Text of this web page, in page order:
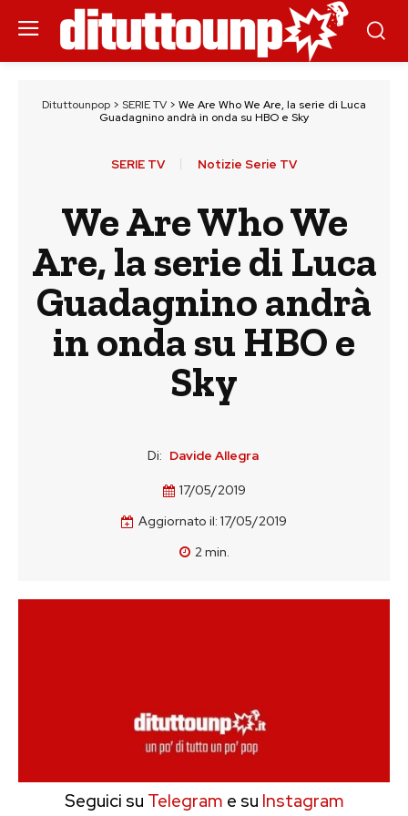
Dituttounpop > SERIE TV > We Are Who We Are, la serie di Luca
Guadagnino andrà in onda su HBO e Sky
SERIE TV Notizie Serie TV
We Are Who We
Are, la serie di Luca
Guadagnino andrà
in onda su HBO e
Sky
Di: Davide Allegra
17/05/2019
Aggiornato il: 17/05/2019
2min.
Seguici su Telegram e su Instagram